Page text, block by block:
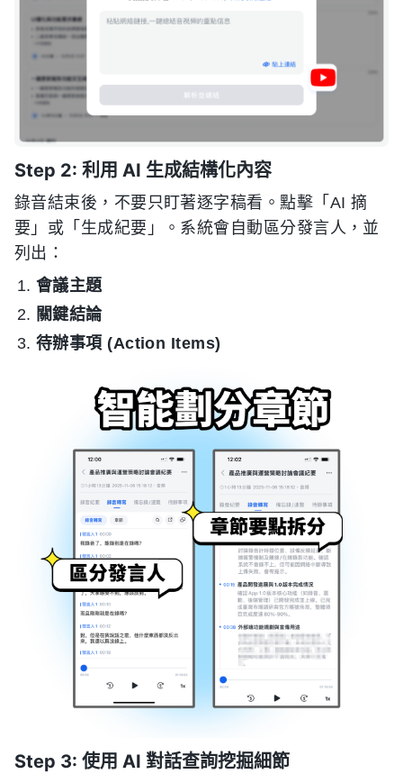
Step 2: 利用 AI 生成結構化內容
錄音結束後，不要只盯著逐字稿看。點擊「AI 摘
要」或「生成紀要」。系統會自動區分發言人，並
列出：
會議主題
關鍵結論
待辦事項 (Action Items)
Step 3: 使用 AI 對話查詢挖掘細節